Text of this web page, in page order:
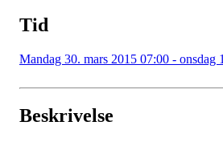
Tid
Mandag 30. mars 2015 07:00 - onsdag
Beskrivelse